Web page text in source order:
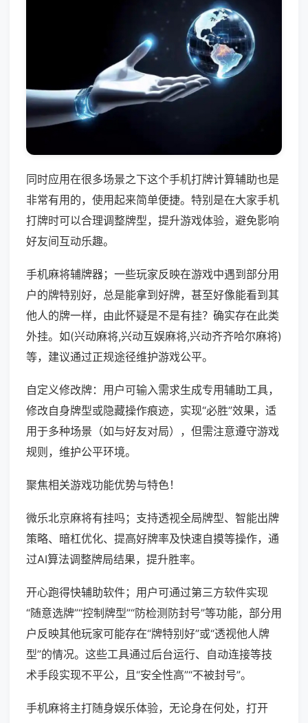
同时应用在很多场景之下这个手机打牌计算辅助也是
非常有用的，使用起来简单便捷。特别是在大家手机
打牌时可以合理调整牌型，提升游戏体验，避免影响
好友间互动乐趣。
手机麻将辅牌器；一些玩家反映在游戏中遇到部分用
户的牌特别好，总是能拿到好牌，甚至好像能看到其
他人的牌一样，由此怀疑是不是有挂？确实存在此类
外挂。如(兴动麻将,兴动互娱麻将,兴动齐齐哈尔麻将)
等，建议通过正规途径维护游戏公平。
自定义修改牌：用户可输入需求生成专用辅助工具，
修改自身牌型或隐藏操作痕迹，实现“必胜”效果，适
用于多种场景（如与好友对局），但需注意遵守游戏
规则，维护公平环境。
聚焦相关游戏功能优势与特色！
微乐北京麻将有挂吗；支持透视全局牌型、智能出牌
策略、暗杠优化、提高好牌率及快速自摸等操作，通
过AI算法调整牌局结果，提升胜率。
开心跑得快辅助软件；用户可通过第三方软件实现
“随意选牌”“控制牌型”“防检测防封号”等功能，部分用
户反映其他玩家可能存在“牌特别好”或“透视他人牌
型”的情况。这些工具通过后台运行、自动连接等技
术手段实现不平公，且“安全性高”“不被封号”。
手机麻将主打随身娱乐体验，无论身在何处，打开